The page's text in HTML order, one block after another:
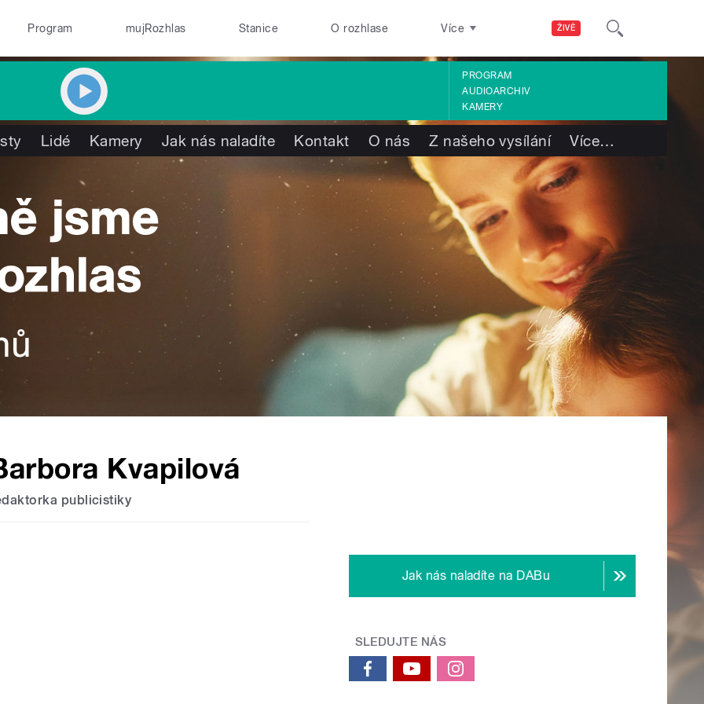
ŽIVĚ
Program mujRozhlas Stanice O rozhlase Více
PROGRAM
AUDIOARCHIV
KAMERY
Lidé Kamery Jak nás naladíte Kontakt O nás Z našeho vysílání Více…
Kvapilová
publicistiky
Jak nás naladíte na DABu
SLEDUJTE NÁS